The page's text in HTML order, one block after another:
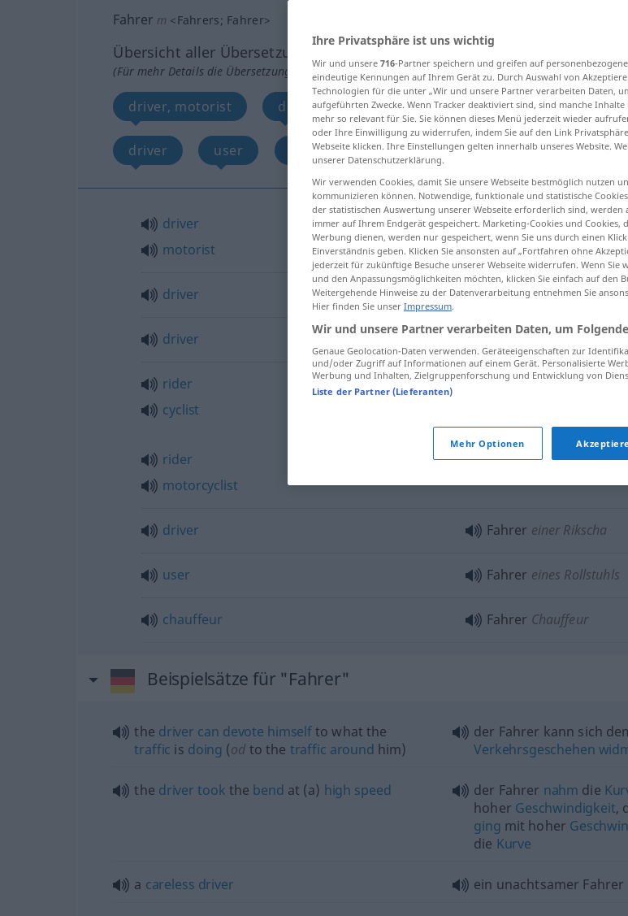
Fahrer m <Fahrers; Fahrer>
Übersicht aller Übersetzungen
(Für mehr Details die Übersetzung anklicken/antippen)
driver, motorist driver driver rider, cyclist, rider,
driver user chauffeur
driver
motorist
Fahrereines Autos
driver Fahrer eines Busses
driver Fahrer einer
rider
cyclist
Fahrer eines Fahrrads
rider
motorcyclist
Fahrereines Motorrads
driver Fahrer einer Rikscha
user Fahrer eines Rollstuhls
chauffeur Fahrer Chauffeur
Beispielsätze für "Fahrer"
the driver can devote himselfto what the
traffic is doing (od to the traffic around him)
der Fahrer kann sich
Verkehrsgeschehen
the driver took the bend at (a) high speed der Fahrer nahm die
hoher Geschwindigkeit,
ging mit hoher
die Kurve
a careless driver ein unachtsamer Fahrer
Ihre Privatsphäre ist uns wichtig
Wir und unsere 716-Partner speichern und greifen auf
eindeutige Kennungen auf Ihrem Gerät zu. Durch Auswahl von
Technologien für die unter „Wir und unsere Partner verarbeiten Daten,
aufgeführten Zwecke. Wenn Tracker deaktiviert sind, sind manche
mehr so relevant für Sie. Sie können dieses Menü jederzeit wieder
oder Ihre Einwilligung zu widerrufen, indem Sie auf den Link
Webseite klicken. Ihre Einstellungen gelten innerhalb unseres Website.
unserer Datenschutzerklärung.
Wir verwenden Cookies, damit Sie unsere Webseite bestmöglich nutzen
kommunizieren können. Notwendige, funktionale und statistische
der statistischen Auswertung unserer Webseite erforderlich sind, werden
immer auf Ihrem Endgerät gespeichert. Marketing-Cookies und
Werbung dienen, werden nur gespeichert, wenn Sie uns durch einen
Einverständnis geben. Klicken Sie ansonsten auf „Fortfahren ohne
jederzeit für zukünftige Besuche unserer Webseite widerrufen. Wenn Sie
und den Anpassungsmöglichkeiten möchten, klicken Sie einfach auf den
Weitergehende Hinweise zu der Datenverarbeitung entnehmen Sie
Hier finden Sie unser Impressum.
Wir und unsere Partner verarbeiten Daten, um
Genaue Geolocation-Daten verwenden. Geräteeigenschaften zur
und/oder Zugriff auf Informationen auf einem Gerät. Personalisierte
Werbung und Inhalten, Zielgruppenforschung und Entwicklung von
Liste der Partner (Lieferanten)
Mehr Optionen